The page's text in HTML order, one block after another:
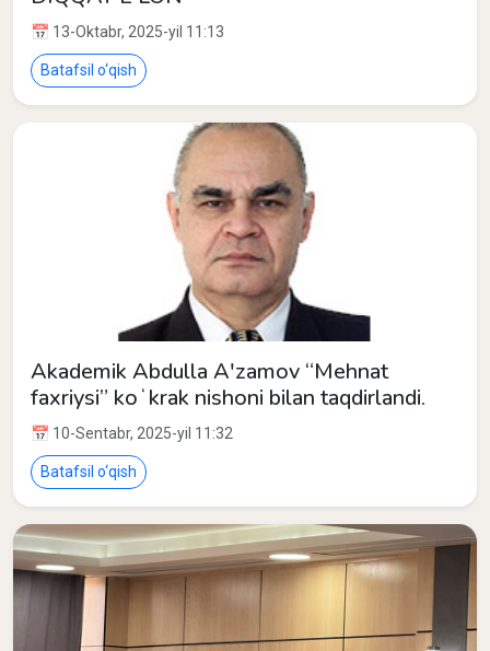
📅 13-Oktabr, 2025-yil 11:13
Batafsil o‘qish
Akademik Abdulla A'zamov “Mehnat
faxriysi” koʻkrak nishoni bilan taqdirlandi.
📅 10-Sentabr, 2025-yil 11:32
Batafsil o‘qish